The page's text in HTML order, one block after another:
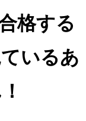
格する
いるあ